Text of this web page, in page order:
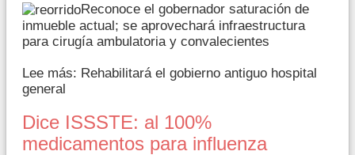
Reconoce el gobernador saturación de
inmueble actual; se aprovechará infraestructura
para cirugía ambulatoria y convalecientes
Lee más: Rehabilitará el gobierno antiguo hospital
general
Dice ISSSTE: al 100%
medicamentos para influenza